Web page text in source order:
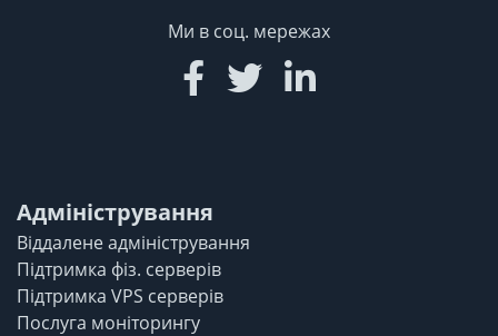
Ми в соц. мережах
Адміністрування
Віддалене адміністрування
Підтримка фіз. серверів
Підтримка VPS серверів
Послуга моніторингу